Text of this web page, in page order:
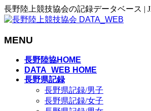
長野陸上競技協会の記録データベース |
MENU
長野陸協HOME
DATA_WEB HOME
長野県記録
長野県記録/男子
長野県記録/女子